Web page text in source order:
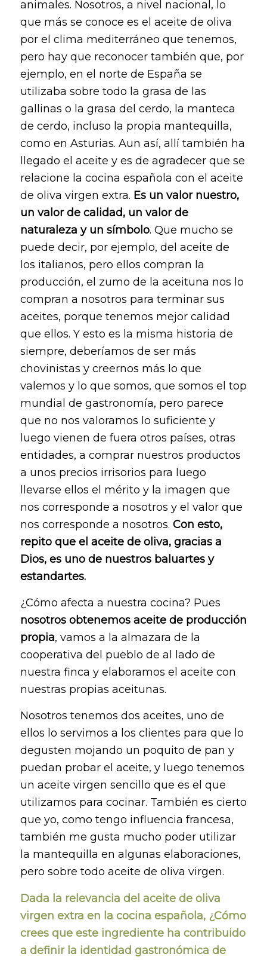
animales. Nosotros, a nivel nacional, lo
que más se conoce es el aceite de oliva
por el clima mediterráneo que tenemos,
pero hay que reconocer también que, por
ejemplo, en el norte de España se
utilizaba sobre todo la grasa de las
gallinas o la grasa del cerdo, la manteca
de cerdo, incluso la propia mantequilla,
como en Asturias. Aun así, allí también ha
llegado el aceite y es de agradecer que se
relacione la cocina española con el aceite
de oliva virgen extra. Es un valor nuestro,
un valor de calidad, un valor de
naturaleza y un símbolo. Que mucho se
puede decir, por ejemplo, del aceite de
los italianos, pero ellos compran la
producción, el zumo de la aceituna nos lo
compran a nosotros para terminar sus
aceites, porque tenemos mejor calidad
que ellos. Y esto es la misma historia de
siempre, deberíamos de ser más
chovinistas y creernos más lo que
valemos y lo que somos, que somos el top
mundial de gastronomía, pero parece
que no nos valoramos lo suficiente y
luego vienen de fuera otros países, otras
entidades, a comprar nuestros productos
a unos precios irrisorios para luego
llevarse ellos el mérito y la imagen que
nos corresponde a nosotros y el valor que
nos corresponde a nosotros. Con esto,
repito que el aceite de oliva, gracias a
Dios, es uno de nuestros baluartes y
estandartes.
¿Cómo afecta a nuestra cocina? Pues
nosotros obtenemos aceite de producción
propia, vamos a la almazara de la
cooperativa del pueblo de al lado de
nuestra finca y elaboramos el aceite con
nuestras propias aceitunas.
Nosotros tenemos dos aceites, uno de
ellos lo servimos a los clientes para que lo
degusten mojando un poquito de pan y
puedan probar el aceite, y luego tenemos
un aceite virgen sencillo que es el que
utilizamos para cocinar. También es cierto
que yo, como tengo influencia francesa,
también me gusta mucho poder utilizar
la mantequilla en algunas elaboraciones,
pero sobre todo aceite de oliva virgen.
Dada la relevancia del aceite de oliva
virgen extra en la cocina española, ¿Cómo
crees que este ingrediente ha contribuido
a definir la identidad gastronómica de